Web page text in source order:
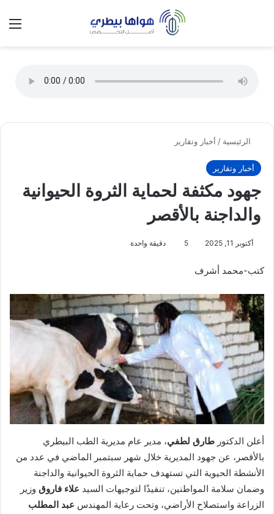
الوضع
الرئيسية / أخبار وتقارير
أخبار وتقارير
جهود مكثفة لحماية الثروة الحيوانية
والداجنة بالأقصر
أكتوبر 11, 2025 5 دقيقة واحدة
كتب-محمد أشرف
أعلن الدكتور طارق لطفي، مدير عام مديرية الطب البيطري
بالأقصر، عن جهود المديرية خلال شهر سبتمبر الماضي في عدد من
الأنشطة الحيوية التي تستهدف حماية الثروة الحيوانية والداجنة
وضمان سلامة المواطنين، تنفيذًا لتوجيهات السيد علاء فاروق وزير
الزراعة واستصلاح الأراضي، وتحت رعاية المهندس عبد المطلب